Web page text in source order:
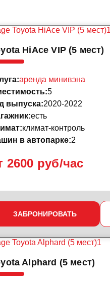
HiAce VIP (5 мест)
2600 руб/час
аренда минивэна
5
выпуска:2020-2022
есть
климат-контроль
в автопарке:2
ЗАБРОНИРОВАТЬ
Alphard (5 мест)